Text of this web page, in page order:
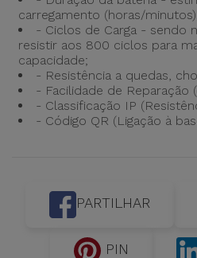
carregamento (horas/
- Ciclos de Carga - sendo
resistir aos 800 ciclos para
capacidade;
- Resistência a quedas,
- Facilidade de Reparação
- Classificação IP
- Código QR (Ligação à
PARTILHAR
PIN